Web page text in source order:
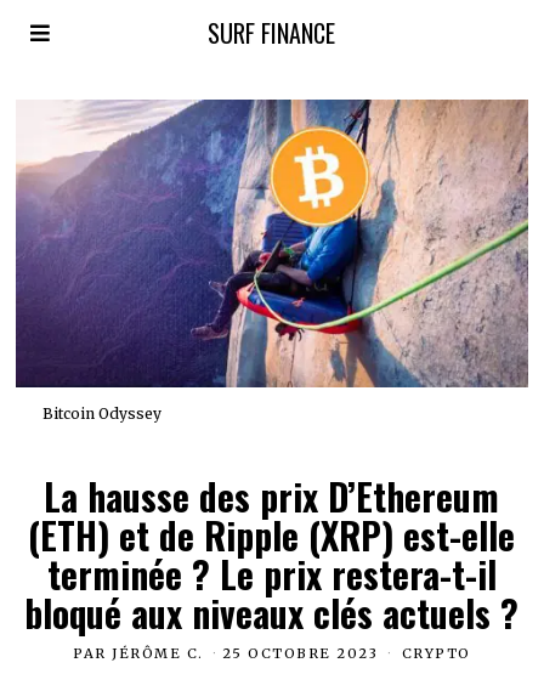
SURF FINANCE
Bitcoin Odyssey
La hausse des prix D’Ethereum
(ETH) et de Ripple (XRP) est-elle
terminée ? Le prix restera-t-il
bloqué aux niveaux clés actuels ?
PARJÉRÔME C. 25 OCTOBRE 2023 CRYPTO